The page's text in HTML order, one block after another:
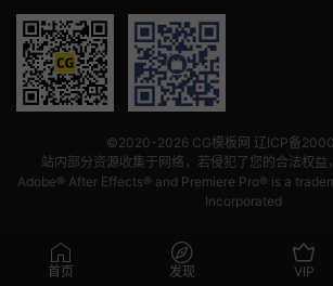
©2020-2026 CG模板网 辽ICP备
站内部分资源收集于网络，若侵犯了您的合法权益
Adobe® After Effects® and Premiere Pro® is a
Incorporated
首页 发现 VIP